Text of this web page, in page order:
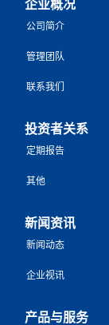
企业概况
公司简介
管理团队
联系我们
投资者关系
定期报告
其他
新闻资讯
新闻动态
企业视讯
产品与服务